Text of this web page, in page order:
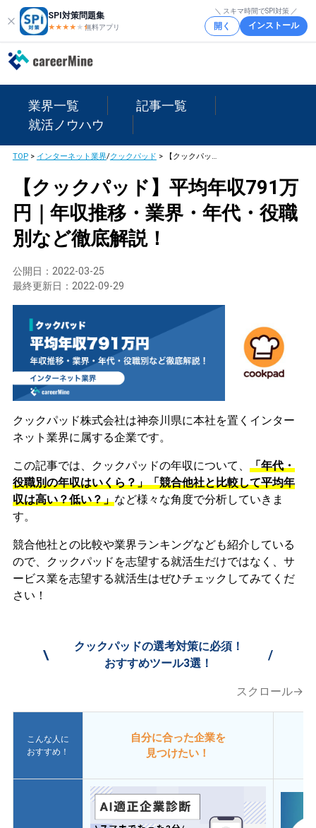
SPI対策問題集
★★★★ ★★
無料アプリ
＼ スキマ時間でSPI対策 ／
開く インストール
業界一覧
記事一覧
就活ノウハウ
TOP> インターネット業界/クックパッド > 【クックパッド】平均年収791万円｜年収推移・業界・年代・役職別など徹底解説！
【クックパッド】平均年収791万
円｜年収推移・業界・年代・役職
別など徹底解説！
公開日： 2022-03-25
最終更新日： 2022-09-29
クックパッド株式会社は神奈川県に本社を置くインター
ネット業界に属する企業です。
この記事では、クックパッドの年収について、 「年代・
役職別の年収はいくら？」「競合他社と比較して平均年
収は高い？低い？」など様々な角度で分析していきま
す。
競合他社との比較や業界ランキングなども紹介している
ので、クックパッドを志望する就活生だけではなく、サ
ービス業を志望する就活生はぜひチェックしてみてくだ
さい！
\
クックパッドの選考対策に必須！
おすすめツール3選！
/
スクロール→
こんな人に
おすすめ！
自分に合った企業を
見つけたい！